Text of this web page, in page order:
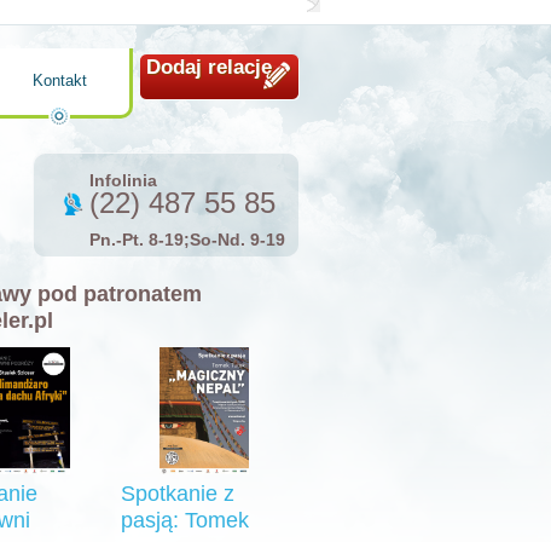
Dodaj relację
Kontakt
Infolinia
(22) 487 55 85
Pn.-Pt. 8-19;So-Nd. 9-19
pod patronatem
Spotkanie z
pasją: Tomek